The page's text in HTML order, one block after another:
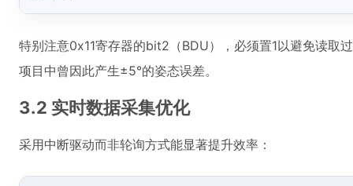
特别注意0x11寄存器的bit2（BDU），必须置1以避免读取
项目中曾因此产生±5°的姿态误差。
3.2 实时数据采集优化
采用中断驱动而非轮询方式能显著提升效率：